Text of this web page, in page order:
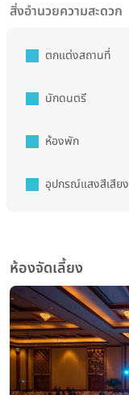
สิ่งอำนวยความสะดวก
ตกแต่งสถานที่
นักดนตรี
ห้องพัก
อุปกรณ์แสงสีเสียง
ห้องจัดเลี้ยง